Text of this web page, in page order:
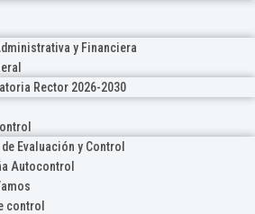
y Financiera
Rector 2026-2030
Evaluación y Control
Autocontrol
control